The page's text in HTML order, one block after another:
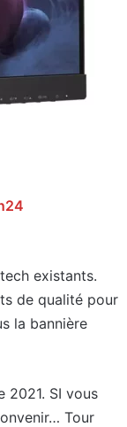
existants.
de qualité pour
la bannière
2021. SI vous
Tour